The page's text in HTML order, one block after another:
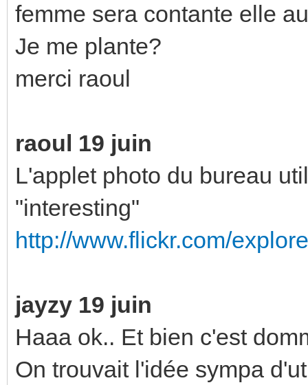
femme sera contante elle
Je me plante?
merci raoul
raoul 19 juin
L'applet photo du bureau
"interesting"
http://www.flickr.com/
jayzy 19 juin
Haaa ok.. Et bien c'est
On trouvait l'idée sympa